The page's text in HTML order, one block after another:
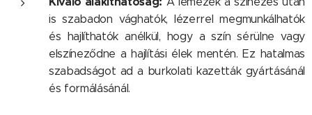
is szabadon vághatók, lézerrel megmunkálhatók
és hajlíthatók anélkül, hogy a szín sérülne vagy
elszíneződne a hajlítási élek mentén. Ez hatalmas
szabadságot ad a burkolati kazetták gyártásánál
és formálásánál.